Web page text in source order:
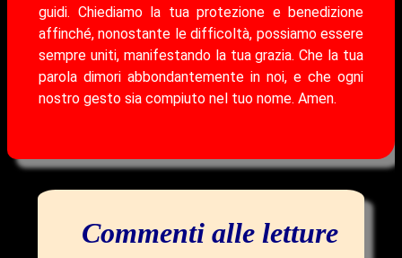
guidi. Chiediamo la tua protezione e benedizione
affinché, nonostante le difficoltà, possiamo essere
sempre uniti, manifestando la tua grazia. Che la tua
parola dimori abbondantemente in noi, e che ogni
nostro gesto sia compiuto nel tuo nome. Amen.
Commenti alle letture